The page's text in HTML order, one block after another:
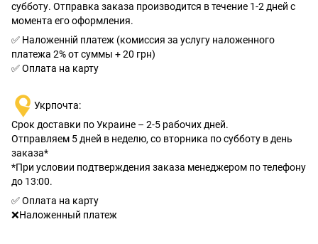
субботу. Отправка заказа производится в течение 1-2 дней с
момента его оформления.
✅ Наложенній платеж (комиссия за услугу наложенного
платежа 2% от суммы + 20 грн)
✅ Оплата на карту
Укрпочта:
Срок доставки по Украине – 2-5 рабочих дней.
Отправляем 5 дней в неделю, со вторника по субботу в день
заказа*
*При условии подтверждения заказа менеджером по телефону
до 13:00.
✅ Оплата на карту
❌Наложенный платеж